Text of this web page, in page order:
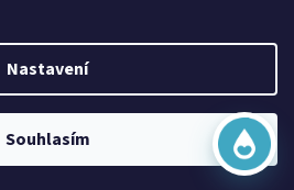
Nastavení
Souhlasím
Vytvořil Shoptet
nádrž. Všechna práva vyhrazena.
Začít konverzaci